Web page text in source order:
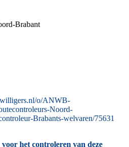
Brabant
o/ANWB-
Noord-
Brabants-welvaren/75631
het controleren van deze